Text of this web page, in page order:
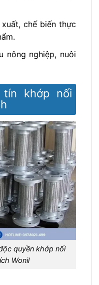
chế biến thực
nông nghiệp, nuôi
khớp nối
quyền khớp nối
Wonil